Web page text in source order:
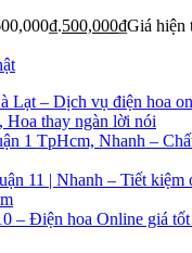
500,000₫Giá hiện
Lạt – Dịch vụ điện hoa
Hoa thay ngàn lời nói
1 TpHcm, Nhanh –
11 | Nhanh – Tiết kiệm
– Điện hoa Online giá